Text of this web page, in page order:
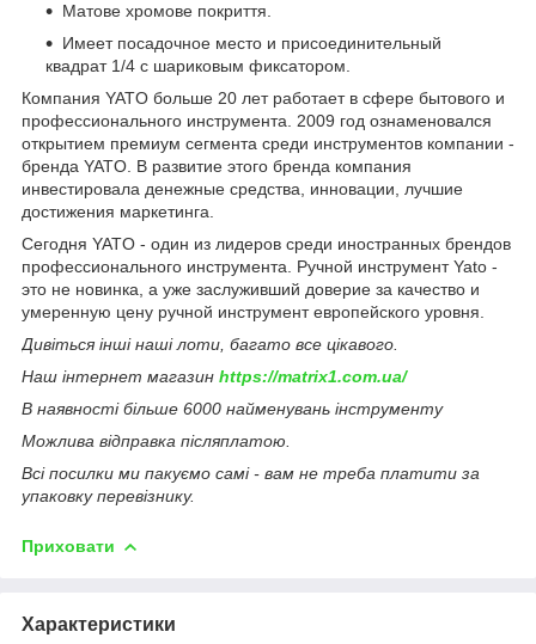
Матове хромове покриття.
Имеет посадочное место и присоединительный
квадрат 1/4 с шариковым фиксатором.
Компания YATO больше 20 лет работает в сфере бытового и
профессионального инструмента. 2009 год ознаменовался
открытием премиум сегмента среди инструментов компании -
бренда YATO. В развитие этого бренда компания
инвестировала денежные средства, инновации, лучшие
достижения маркетинга.
Сегодня YATO - один из лидеров среди иностранных брендов
профессионального инструмента. Ручной инструмент Yato -
это не новинка, а уже заслуживший доверие за качество и
умеренную цену ручной инструмент европейского уровня.
Дивіться інші наші лоти, багато все цікавого.
Наш інтернет магазин https://matrix1.com.ua/
В наявності більше 6000 найменувань інструменту
Можлива відправка післяплатою.
Всі посилки ми пакуємо самі - вам не треба платити за
упаковку перевізнику.
Приховати
Характеристики